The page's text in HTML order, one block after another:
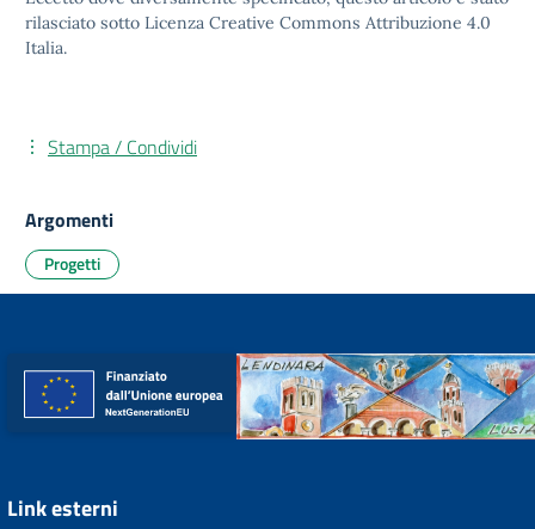
rilasciato sotto Licenza Creative Commons Attribuzione 4.0
Italia.
Stampa / Condividi
Argomenti
Progetti
Link esterni